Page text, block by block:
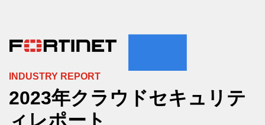
INDUSTRY REPORT
2023年クラウドセキュリテ
ィレポート